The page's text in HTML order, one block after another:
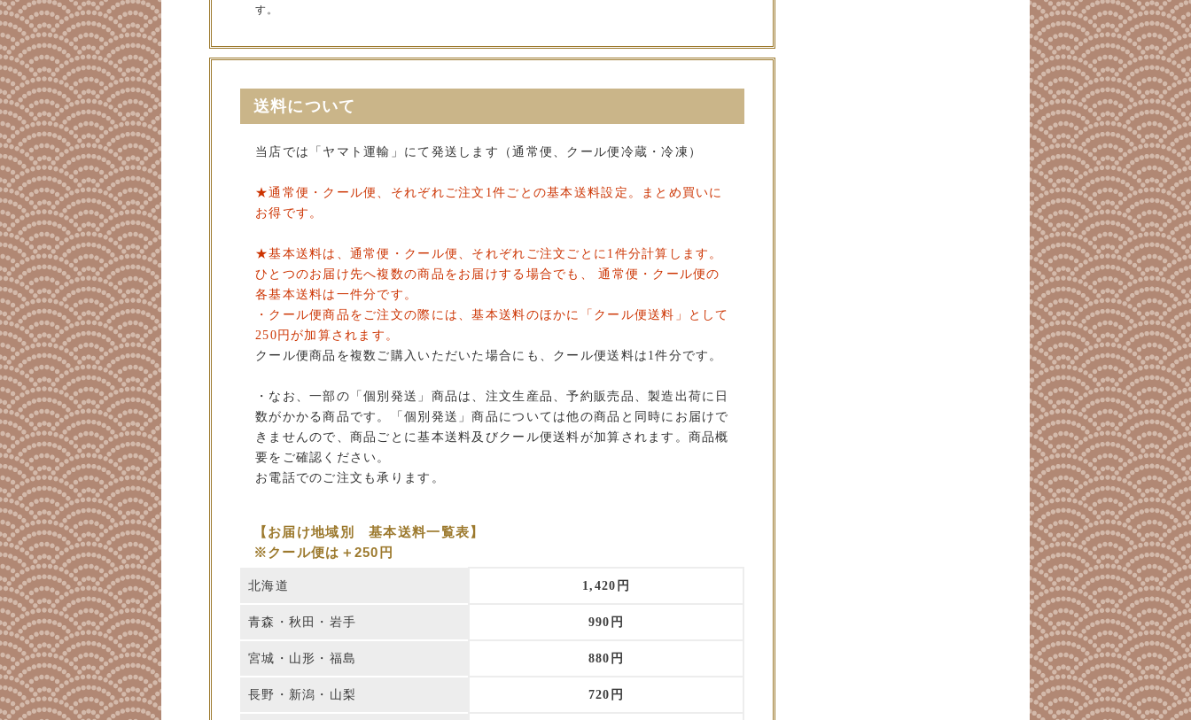
す。
送料について
当店では「ヤマト運輸」にて発送します（通常便、クール便冷蔵・冷凍）
★通常便・クール便、それぞれご注文1件ごとの基本送料設定。まとめ買いに
お得です。
★基本送料は、通常便・クール便、それぞれご注文ごとに1件分計算します。
ひとつのお届け先へ複数の商品をお届けする場合でも、 通常便・クール便の
各基本送料は一件分です。
・クール便商品をご注文の際には、基本送料のほかに「クール便送料」として
250円が加算されます。
クール便商品を複数ご購入いただいた場合にも、クール便送料は1件分です。
・なお、一部の「個別発送」商品は、注文生産品、予約販売品、製造出荷に日
数がかかる商品です。「個別発送」商品については他の商品と同時にお届けで
きませんので、商品ごとに基本送料及びクール便送料が加算されます。商品概
要をご確認ください。
お電話でのご注文も承ります。
【お届け地域別 基本送料一覧表】
※クール便は＋250円
北海道 1,420円
青森・秋田・岩手 990円
宮城・山形・福島 880円
長野・新潟・山梨 720円